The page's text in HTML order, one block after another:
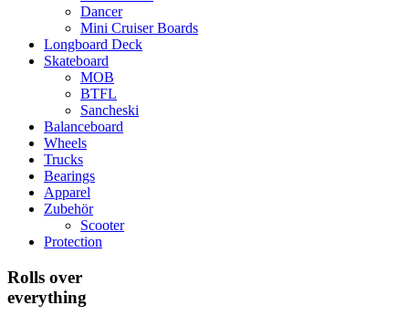
Dancer
Mini Cruiser Boards
Longboard Deck
Skateboard
MOB
BTFL
Sancheski
Balanceboard
Wheels
Trucks
Bearings
Apparel
Zubehör
Scooter
Protection
Rolls over
everything